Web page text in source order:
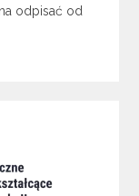
odpisać od